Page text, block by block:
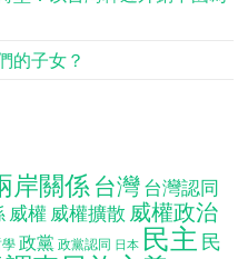
的子女？
岸關係 台灣台灣認同
威權 威權擴散 威權政治
政黨 政黨認同 日本 民主 民